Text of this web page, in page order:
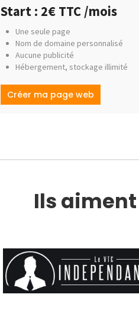
Start : 2€ TTC /mois
Une seule page
Nom de domaine personnalisé
Aucune publicité
Hébergement, stockage illimité
Créer ma page web
Ils aiment